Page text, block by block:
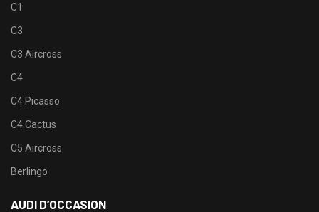
C1
C3
C3 Aircross
C4
C4 Picasso
C4 Cactus
C5 Aircross
Berlingo
AUDI D’OCCASION